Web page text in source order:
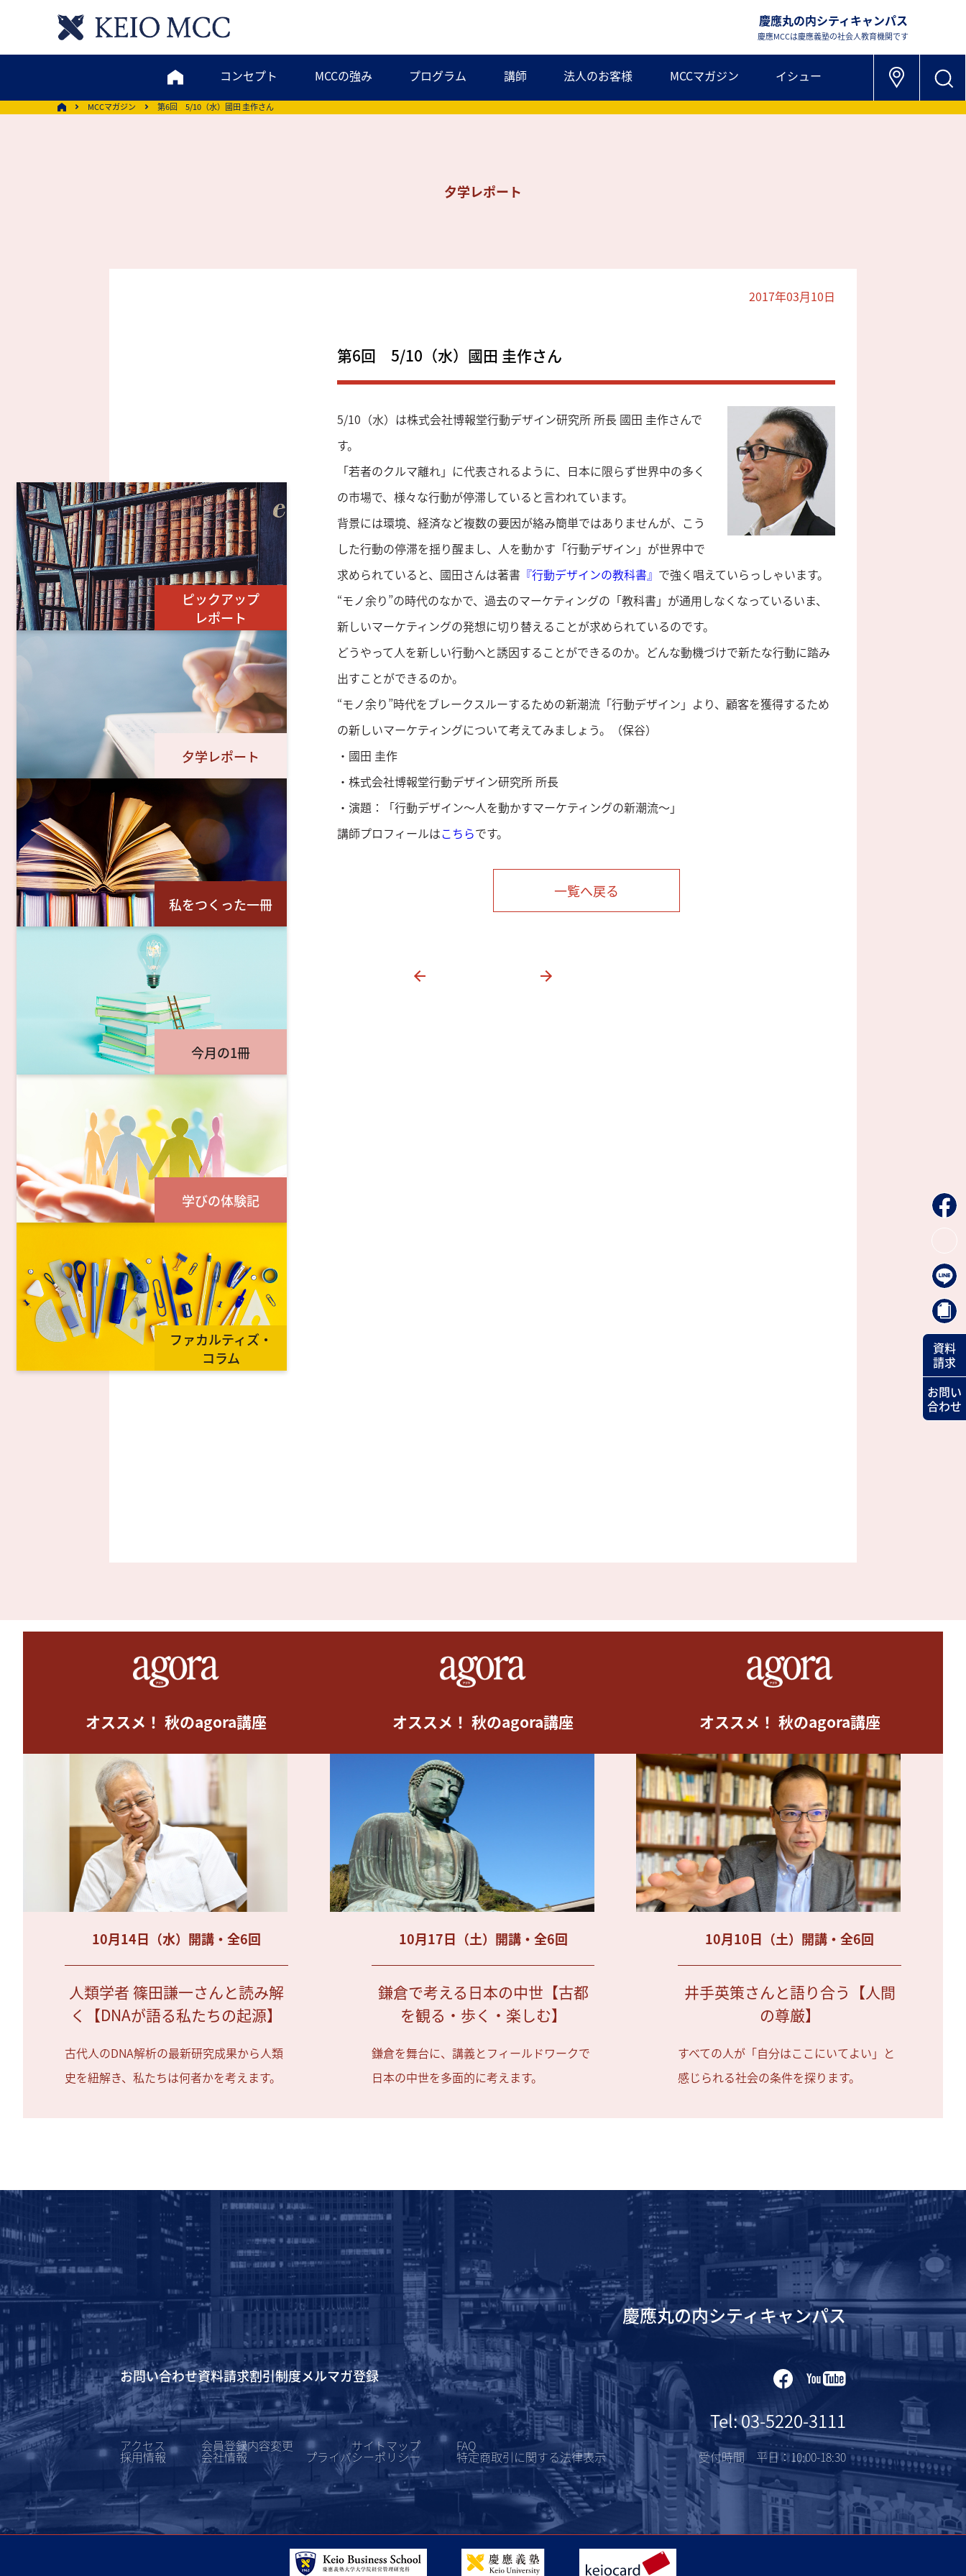
慶應丸の内シティキャンパス
慶應MCCは慶應義塾の社会人教育機関です
コンセプト MCCの強み プログラム 講師 法人のお客様 MCCマガジン イシュー
MCCマガジン 第6回 5/10（水）國田 圭作さん
夕学レポート
2017年03月10日
第6回 5/10（水）國田 圭作さん
5/10（水）は株式会社博報堂行動デザイン研究所 所長 國田 圭作さんで
す。
「若者のクルマ離れ」に代表されるように、日本に限らず世界中の多く
の市場で、様々な行動が停滞していると言われています。
背景には環境、経済など複数の要因が絡み簡単ではありませんが、こう
した行動の停滞を揺り醒まし、人を動かす「行動デザイン」が世界中で
求められていると、國田さんは著書 『行動デザインの教科書』 で強く唱えていらっしゃいます。
“モノ余り”の時代のなかで、過去のマーケティングの「教科書」が通用しなくなっているいま、
新しいマーケティングの発想に切り替えることが求められているのです。
どうやって人を新しい行動へと誘因することができるのか。どんな動機づけで新たな行動に踏み
出すことができるのか。
“モノ余り”時代をブレークスルーするための新潮流「行動デザイン」より、顧客を獲得するため
の新しいマーケティングについて考えてみましょう。（保谷）
・國田 圭作
・株式会社博報堂行動デザイン研究所 所長
・演題：「行動デザイン～人を動かすマーケティングの新潮流～」
講師プロフィールはこちらです。
一覧へ戻る
ピックアップ
レポート
夕学レポート
私をつくった一冊
今月の1冊
学びの体験記
ファカルティズ・
コラム
オススメ！ 秋のagora講座
10月14日（水）開講・全6回
人類学者 篠田謙一さんと読み解
く【DNAが語る私たちの起源】
古代人のDNA解析の最新研究成果から人類
史を紐解き、私たちは何者かを考えます。
オススメ！ 秋のagora講座
10月17日（土）開講・全6回
鎌倉で考える日本の中世【古都
を観る・歩く・楽しむ】
鎌倉を舞台に、講義とフィールドワークで
日本の中世を多面的に考えます。
オススメ！ 秋のagora講座
10月10日（土）開講・全6回
井手英策さんと語り合う【人間
の尊厳】
すべての人が「自分はここにいてよい」と
感じられる社会の条件を探ります。
資料
請求
お問い
合わせ
慶應丸の内シティキャンパス
お問い合わせ資料請求割引制度メルマガ登録
アクセス 会員登録内容変更 サイトマップ FAQ
採用情報 会社情報 プライバシーポリシー 特定商取引に関する法律表示
Tel: 03-5220-3111
受付時間 平日：10:00-18:30